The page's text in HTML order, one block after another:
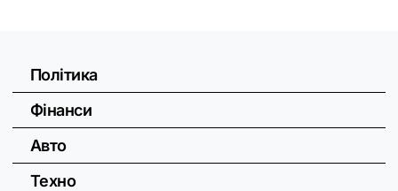
Політика
Фінанси
Авто
Техно